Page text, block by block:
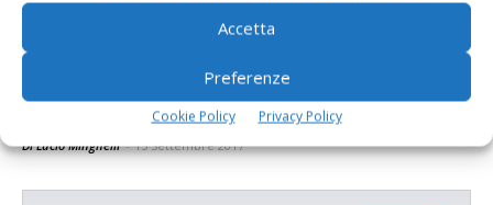
Accetta
Preferenze
Cookie Policy Privacy Policy
Le iniziative di Edagricole alla Fiera di
Verona 2018
Di Lucio Minghelli- 15 Settembre 2017